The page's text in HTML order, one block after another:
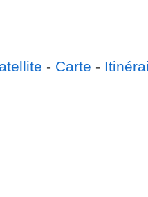
- Carte -